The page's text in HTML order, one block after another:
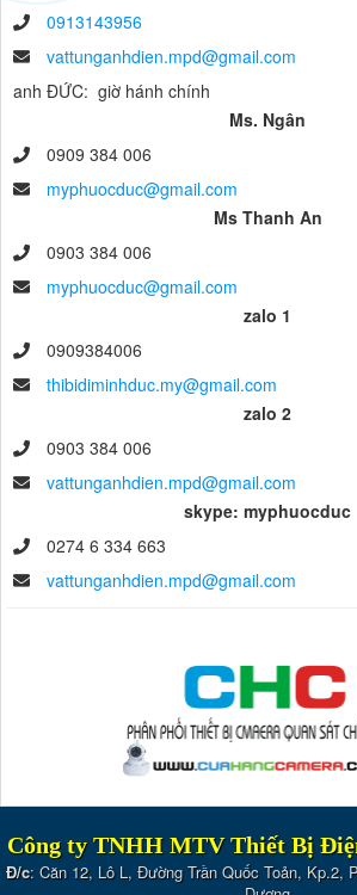
0913143956
vattunganhdien.mpd@gmail.com
anh ĐỨC: giờ hánh chính
Ms. Ngân
0909 384 006
myphuocduc@gmail.com
Ms Thanh An
0903 384 006
myphuocduc@gmail.com
zalo 1
0909384006
thibidiminhduc.my@gmail.com
zalo 2
0903 384 006
vattunganhdien.mpd@gmail.com
skype: myphuocduc
0274 6 334 663
vattunganhdien.mpd@gmail.com
Công ty TNHH MTV Thiết Bị
Đ/c: Căn 12, Lô L, Đường Trần Quốc Toản, Kp.2,